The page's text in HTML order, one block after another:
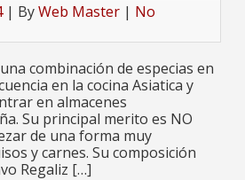
| ByWeb Master | No
combinación de especias en
en la cocina Asiatica y
en almacenes
Su principal merito es NO
de una forma muy
y carnes. Su composición
Regaliz […]